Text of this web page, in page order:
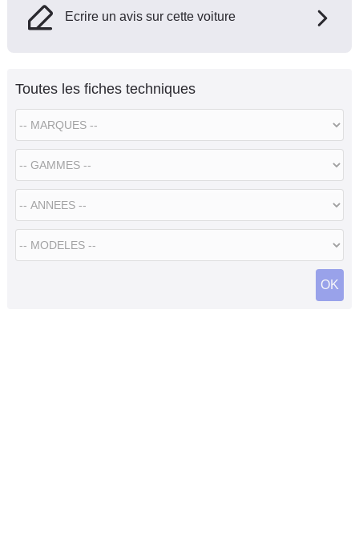
Ecrire un avis sur cette voiture
Toutes les fiches techniques